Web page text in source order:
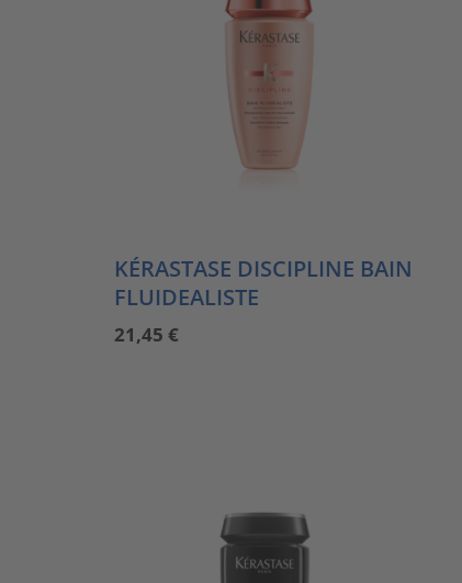
KÉRASTASE DISCIPLINE BAIN
FLUIDEALISTE
21,45€